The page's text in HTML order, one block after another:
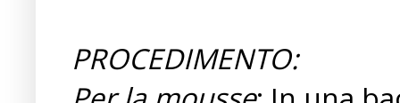
PROCEDIMENTO: